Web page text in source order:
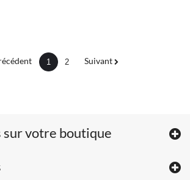
1 2 Suivant
votre boutique